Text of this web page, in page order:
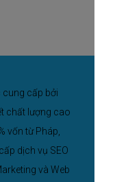
cung cấp bởi
chất lượng cao
vốn từ Pháp,
dịch vụ SEO
và Web